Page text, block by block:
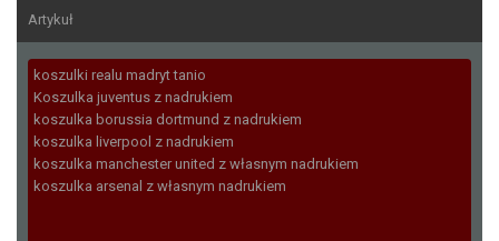
Artykuł
koszulki realu madryt tanio
Koszulka juventus z nadrukiem
koszulka borussia dortmund z nadrukiem
koszulka liverpool z nadrukiem
koszulka manchester united z własnym nadrukiem
koszulka arsenal z własnym nadrukiem